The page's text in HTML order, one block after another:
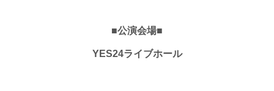
■公演会場■
YES24ライブホール